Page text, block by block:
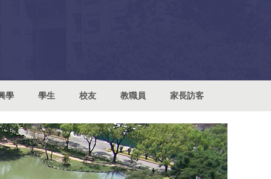
學 學生 校友 教職員 家長訪客